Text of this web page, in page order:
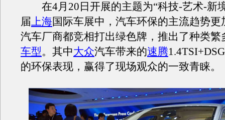
在4月20日开展的主题为“科技-艺术-新
届上海国际车展中，汽车环保的主流趋势更
汽车厂商都竞相打出绿色牌，推出了种类繁
车型。其中大众汽车带来的速腾
的环保表现，赢得了现场观众的一致青睐。